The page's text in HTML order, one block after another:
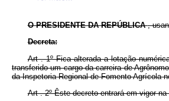
O PRESIDENTE DA REPÚBLICA,
Decreta:
Art . 1º Fica alterada a lotação
transferido um cargo da carreira de
da Inspetoria Regional de Fomento Agrícola
Art . 2º Êste decreto entrará em vigor